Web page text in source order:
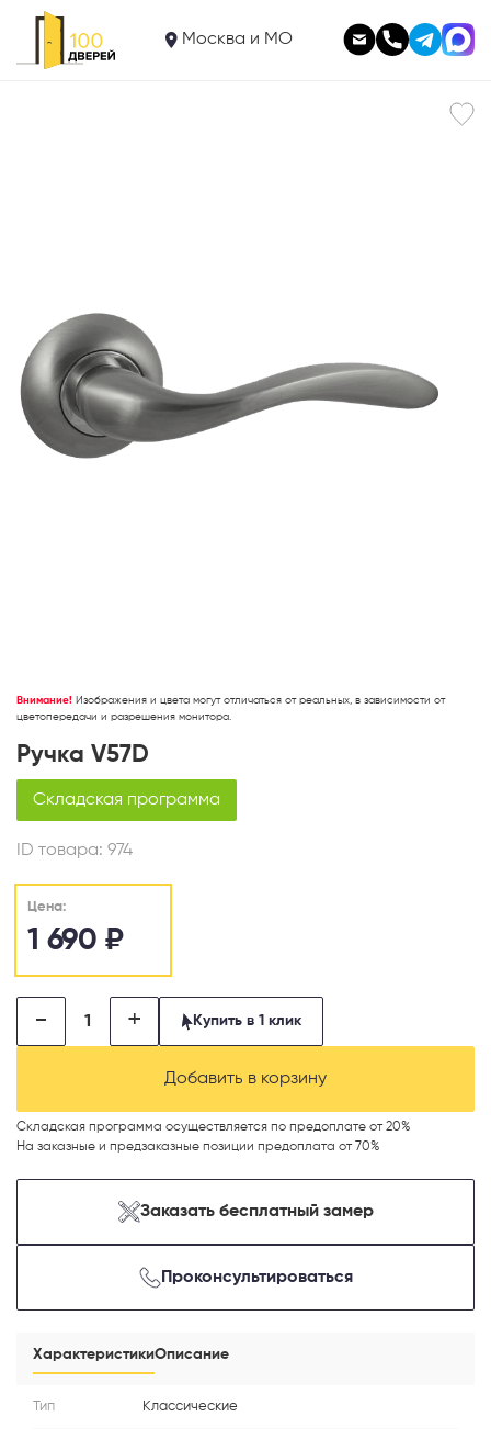
Москва и МО
Ручка V57D 1 690
В корзину
Внимание! Изображения и цвета могут отличаться от реальных, в зависимости от
цветопередачи и разрешения монитора.
Ручка V57D
Складская программа
ID товара: 974
Цена:
1 690 ₽
- + Купить в 1 клик
Добавить в корзину
Складская программа осуществляется по предоплате от 20%
На заказные и предзаказные позиции предоплата от 70%
Заказать бесплатный замер
Проконсультироваться
ХарактеристикиОписание
Тип КлассическиеTelegram